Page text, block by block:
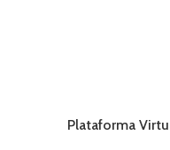
Plataforma